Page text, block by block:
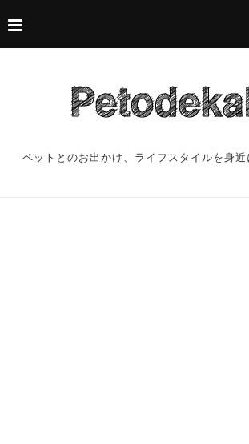
ペットとのお出かけ、ライフスタイルを身